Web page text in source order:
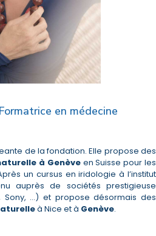
en médecine
de la fondation. Elle propose des
à Genèveen Suisse pour les
un cursus en iridologie à l’institut
auprès de sociétés prestigieuse
Sony, …) et propose désormais des
à Nice et à Genève.